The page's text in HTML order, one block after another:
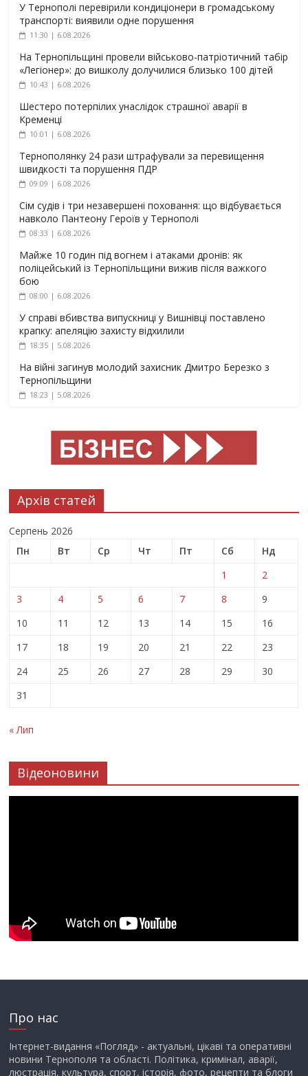
У Тернополі перевірили кондиціонери в громадському
транспорті: виявили одне порушення
11:30 | 6.08.2026
На Тернопільщині провели військово-патріотичний табір
«Легіонер»: до вишколу долучилися близько 100 дітей
10:43 | 6.08.2026
Шестеро потерпілих унаслідок страшної аварії в
Кременці
10:01 | 6.08.2026
Тернополянку 24 рази штрафували за перевищення
швидкості та порушення ПДР
09:09 | 6.08.2026
Сім судів і три незавершені поховання: що відбувається
навколо Пантеону Героїв у Тернополі
08:33 | 6.08.2026
Майже 10 годин під вогнем і атаками дронів: як
поліцейський із Тернопільщини вижив після важкого
бою
08:00 | 6.08.2026
У справі вбивства випускниці у Вишнівці поставлено
крапку: апеляцію захисту відхилили
18:35 | 5.08.2026
На війні загинув молодий захисник Дмитро Березко з
Тернопільщини
18:23 | 5.08.2026
Архів статей
Серпень 2026
Пн
Вт Ср Чт Пт Сб
Нд
1
2
3
4 5 6 7 8
9
10
11 12 13 14 15
16
17
18 19 20 21 22
23
24
25 26 27 28 29
30
31
« Лип
Відеоновини
Про нас
Інтернет-видання «Погляд» - актуальні, цікаві та оперативні
новини Тернополя та області. Політика, кримінал, аварії,
люстрація, культура, спорт, історія, фото, рецепти та блоги